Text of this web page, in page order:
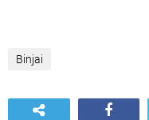
Binjai